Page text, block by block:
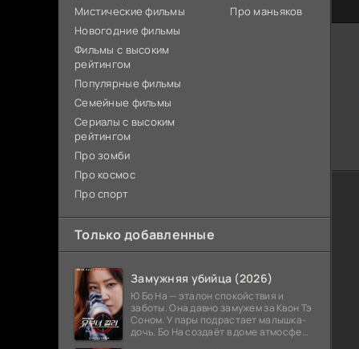
Мистические фильмы
Новогодние фильмы
Фильмы с высоким
рейтингом
Популярные фильмы
Семейные фильмы
Сериалы с высоким
рейтингом
Про зомби
Про космос
Про спорт
Про маньяков
Только добавленные
Замужняя убийца (2026)
Ю Бо На — эталон спокойствия и
заботы. Она давно замужем за Квон Тэ
Соном. У пары подрастает малышка-
дочь. Бо На создаёт в доме атмосферу